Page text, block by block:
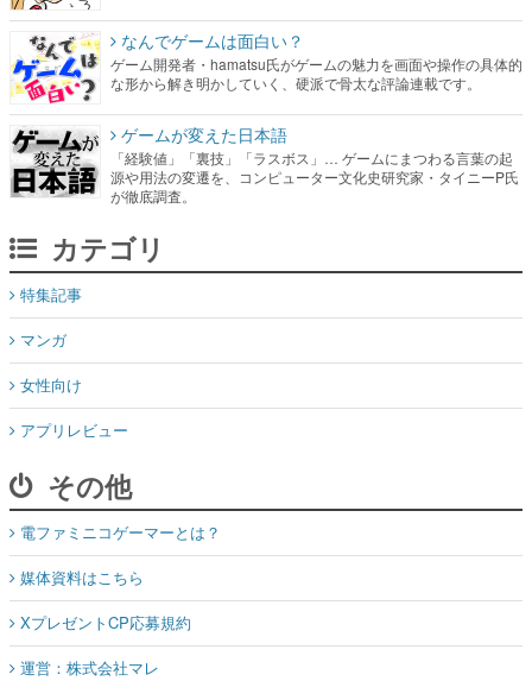
なんでゲームは面白い？
ゲーム開発者・hamatsu氏がゲームの魅力を画面や操作の具体的
な形から解き明かしていく、硬派で骨太な評論連載です。
ゲームが変えた日本語
「経験値」「裏技」「ラスボス」… ゲームにまつわる言葉の起
源や用法の変遷を、コンピューター文化史研究家・タイニーP氏
が徹底調査。
カテゴリ
特集記事
マンガ
女性向け
アプリレビュー
その他
電ファミニコゲーマーとは？
媒体資料はこちら
XプレゼントCP応募規約
運営：株式会社マレ